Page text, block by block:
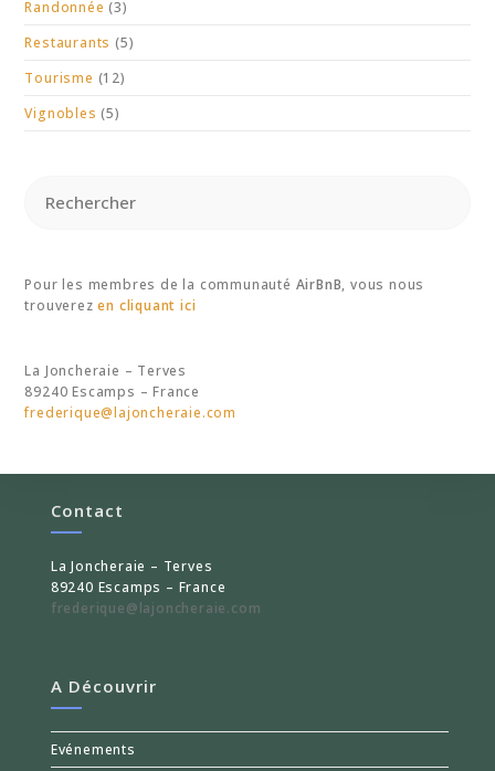
Randonnée (3)
Restaurants (5)
Tourisme (12)
Vignobles (5)
Pour les membres de la communauté AirBnB, vous nous
trouverezen cliquant ici
La Joncheraie – Terves
89240 Escamps – France
frederique@lajoncheraie.com
Contact
La Joncheraie – Terves
89240 Escamps – France
frederique@lajoncheraie.com
A Découvrir
Evénements